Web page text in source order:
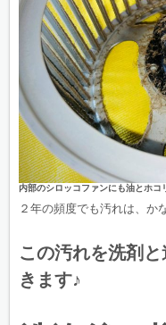
内部のシロッコファンにも油とホコ
２年の頻度でも汚れは、か
この汚れを洗剤
きます♪